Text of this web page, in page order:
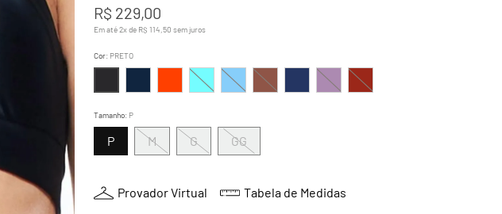
R$ 229,00
Em até2x de R$ 114 ,50 sem juros
Tamanho: P
G GG
M
P
Cor: PRETO
Provador Virtual Tabela de Medidas